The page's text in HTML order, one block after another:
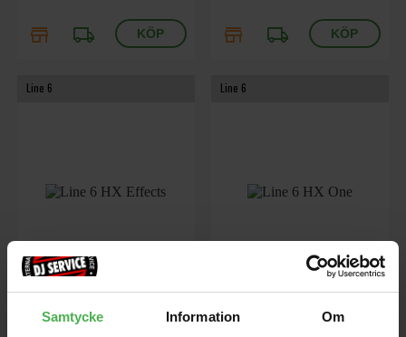
Samtycke Information Om
store local_shipping store local_shipping
Line 6
HX Effects
Line 6 HX Effects Guitar Effects
Processor
Line 6
HX One
Multieffektpedal för gitarr, stereo,